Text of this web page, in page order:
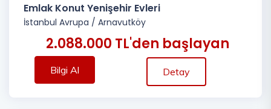
Emlak Konut Yenişehir Evleri
İstanbul Avrupa / Arnavutköy
2.088.000 TL'den başlayan
Bilgi Al Detay